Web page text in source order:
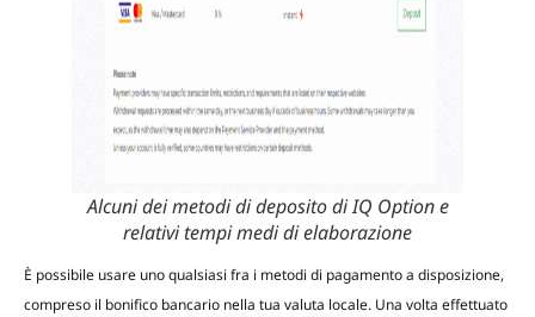
Alcuni dei metodi di deposito di IQ Option e
relativi tempi medi di elaborazione
È possibile usare uno qualsiasi fra i metodi di pagamento a disposizione,
compreso il bonifico bancario nella tua valuta locale. Una volta effettuato